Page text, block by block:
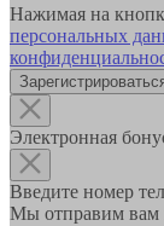
Нажимая на
персональных
Электронная
Введите номер
Мы отправим вам